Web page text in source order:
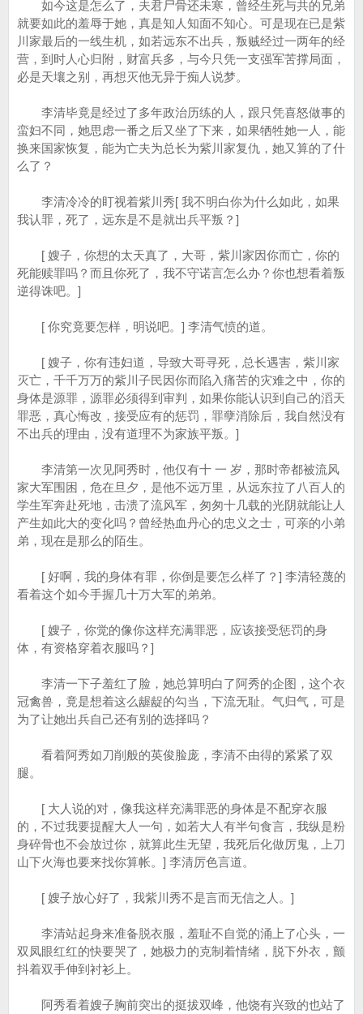
如今这是怎么了，夫君尸骨还未寒，曾经生死与共的兄弟
就要如此的羞辱于她，真是知人知面不知心。可是现在已是紫
川家最后的一线生机，如若远东不出兵，叛贼经过一两年的经
营，到时人心归附，财富兵多，与今只凭一支强军苦撑局面，
必是天壤之别，再想灭他无异于痴人说梦。
李清毕竟是经过了多年政治历练的人，跟只凭喜怒做事的
蛮妇不同，她思虑一番之后又坐了下来，如果牺牲她一人，能
换来国家恢复，能为亡夫为总长为紫川家复仇，她又算的了什
么了？
李清冷冷的盯视着紫川秀[ 我不明白你为什么如此，如果
我认罪，死了，远东是不是就出兵平叛？]
[ 嫂子，你想的太天真了，大哥，紫川家因你而亡，你的
死能赎罪吗？而且你死了，我不守诺言怎么办？你也想看着叛
逆得诛吧。]
[ 你究竟要怎样，明说吧。] 李清气愤的道。
[ 嫂子，你有违妇道，导致大哥寻死，总长遇害，紫川家
灭亡，千千万万的紫川子民因你而陷入痛苦的灾难之中，你的
身体是源罪，源罪必须得到审判，如果你能认识到自己的滔天
罪恶，真心悔改，接受应有的惩罚，罪孽消除后，我自然没有
不出兵的理由，没有道理不为家族平叛。]
李清第一次见阿秀时，他仅有十 一 岁，那时帝都被流风
家大军围困，危在旦夕，是他不远万里，从远东拉了八百人的
学生军奔赴死地，击溃了流风军，匆匆十几载的光阴就能让人
产生如此大的变化吗？曾经热血丹心的忠义之士，可亲的小弟
弟，现在是那么的陌生。
[ 好啊，我的身体有罪，你倒是要怎么样了？] 李清轻蔑的
看着这个如今手握几十万大军的弟弟。
[ 嫂子，你觉的像你这样充满罪恶，应该接受惩罚的身
体，有资格穿着衣服吗？]
李清一下子羞红了脸，她总算明白了阿秀的企图，这个衣
冠禽兽，竟是想着这么龌龊的勾当，下流无耻。气归气，可是
为了让她出兵自己还有别的选择吗？
看着阿秀如刀削般的英俊脸庞，李清不由得的紧紧了双
腿。
[ 大人说的对，像我这样充满罪恶的身体是不配穿衣服
的，不过我要提醒大人一句，如若大人有半句食言，我纵是粉
身碎骨也不会放过你，就算此生无望，我死后化做厉鬼，上刀
山下火海也要来找你算帐。] 李清厉色言道。
[ 嫂子放心好了，我紫川秀不是言而无信之人。]
李清站起身来准备脱衣服，羞耻不自觉的涌上了心头，一
双凤眼红红的快要哭了，她极力的克制着情绪，脱下外衣，颤
抖着双手伸到衬衫上。
阿秀看着嫂子胸前突出的挺拔双峰，他饶有兴致的也站了